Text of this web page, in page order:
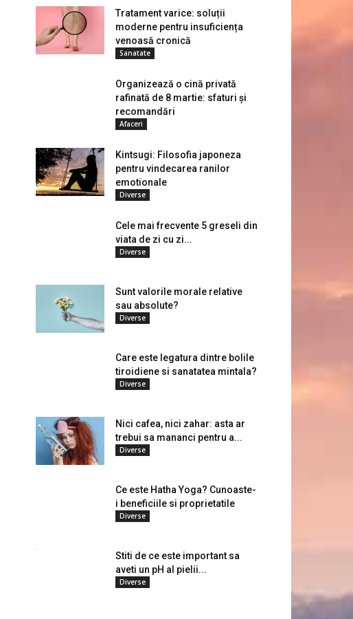
Tratament varice: soluții
moderne pentru insuficiența
venoasă cronică
Sanatate
Organizează o cină privată
rafinată de 8 martie: sfaturi și
recomandări
Afaceri
Kintsugi: Filosofia japoneza
pentru vindecarea ranilor
emotionale
Diverse
Cele mai frecvente 5 greseli din
viata de zi cu zi...
Diverse
Sunt valorile morale relative
sau absolute?
Diverse
Care este legatura dintre bolile
tiroidiene si sanatatea mintala?
Diverse
Nici cafea, nici zahar: asta ar
trebui sa mananci pentru a...
Diverse
Ce este Hatha Yoga? Cunoaste-
i beneficiile si proprietatile
Diverse
Stiti de ce este important sa
aveti un pH al pielii...
Diverse